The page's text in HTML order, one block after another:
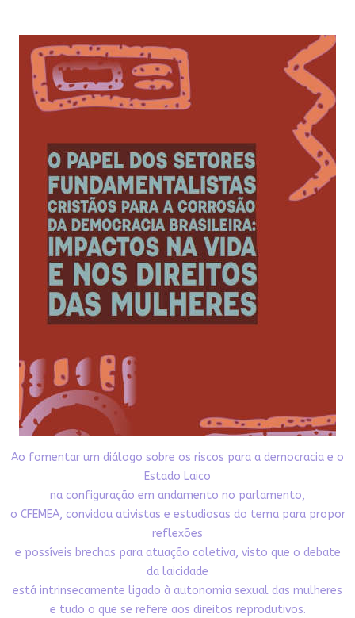
Ao fomentar um diálogo sobre os riscos para a democracia e o
Estado Laico
na configuração em andamento no parlamento,
o CFEMEA, convidou ativistas e estudiosas do tema para propor
reflexões
e possíveis brechas para atuação coletiva, visto que o debate
da laicidade
está intrinsecamente ligado à autonomia sexual das mulheres
e tudo o que se refere aos direitos reprodutivos.